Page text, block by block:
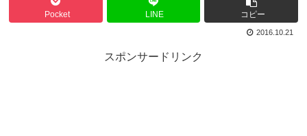
Pocket LINE コピー
2016.10.21
スポンサードリンク